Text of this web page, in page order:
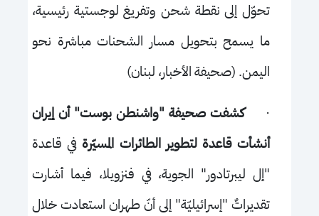
تحوّل إلى نقطة شحن وتفريغ لوجستية رئيسية،
ما يسمح بتحويل مسار الشحنات مباشرة نحو
اليمن. (صحيفة الأخبار، لبنان)
·كشفت صحيفة "واشنطن بوست" أن إيران
أنشأت قاعدة لتطوير الطائرات المسيّرة في قاعدة
"إل ليبرتادور" الجوية، في فنزويلا، فيما أشارت
تقديراتٌ "إسرائيليّة" إلى أنّ طهران استعادت خلال